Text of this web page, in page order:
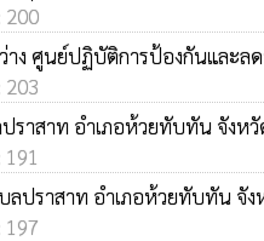
200
ง ศูนย์ปฏิบัติการป้องกันและล
203
สาท อำเภอห้วยทับทัน จังหวัด
ราสาท อำเภอห้วยทับทัน จังห
197